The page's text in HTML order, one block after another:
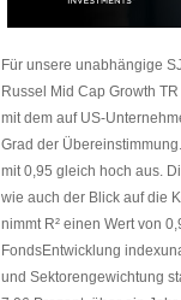
Für unsere unabhängige
Russel Mid Cap Growth
mit dem auf US-
Grad der
mit 0,95 gleich hoch aus.
wie auch der Blick auf die
nimmt R² einen Wert von
FondsEntwicklung
und Sektorengewichtung